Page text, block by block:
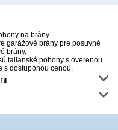
na brány
garážové brány pre posuvné
brány.
talianské pohony s overenou
s dostuponou cenou.